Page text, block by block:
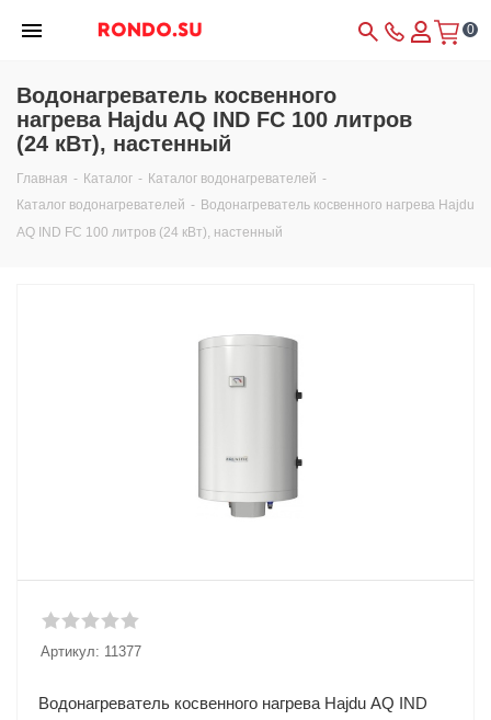
0
Водонагреватель косвенного
нагрева Hajdu AQ IND FC 100 литров
(24 кВт), настенный
Главная - Каталог - Каталог водонагревателей -
Каталог водонагревателей - Водонагреватель косвенного нагрева Hajdu
AQ IND FC 100 литров (24 кВт), настенный
Артикул: 11377
Водонагреватель косвенного нагрева Hajdu AQ IND